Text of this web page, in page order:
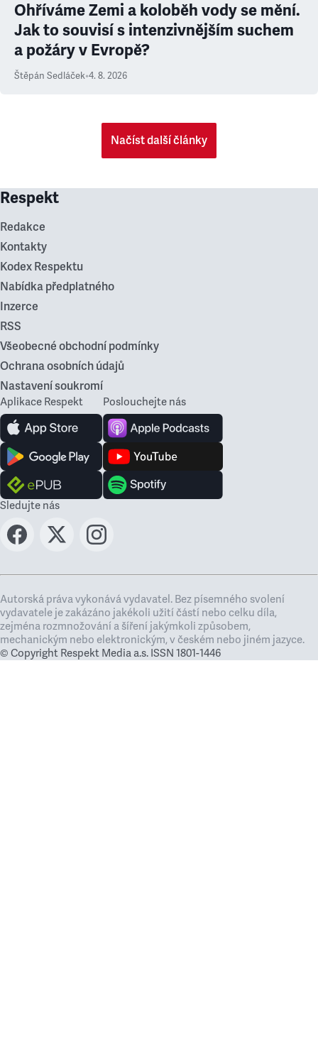
Ohříváme Zemi a koloběh vody se mění.
Jak to souvisí s intenzivnějším suchem
a požáry v Evropě?
Štěpán Sedláček•4. 8. 2026
Načíst další články
Respekt
Redakce
Kontakty
Kodex Respektu
Nabídka předplatného
Inzerce
RSS
Všeobecné obchodní podmínky
Ochrana osobních údajů
Nastavení soukromí
Aplikace Respekt Poslouchejte nás
Sledujte nás
Autorská práva vykonává vydavatel. Bez písemného svolení
vydavatele je zakázáno jakékoli užití částí nebo celku díla,
zejména rozmnožování a šíření jakýmkoli způsobem,
mechanickým nebo elektronickým, v českém nebo jiném jazyce.
© Copyright Respekt Media a.s. ISSN 1801-1446